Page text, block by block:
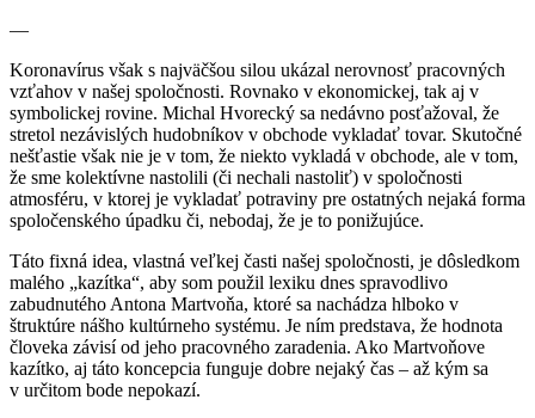
—
Koronavírus však s najväčšou silou ukázal nerovnosť pracovných
vzťahov v našej spoločnosti. Rovnako v ekonomickej, tak aj v
symbolickej rovine. Michal Hvorecký sa nedávno posťažoval, že
stretol nezávislých hudobníkov v obchode vykladať tovar. Skutočné
nešťastie však nie je v tom, že niekto vykladá v obchode, ale v tom,
že sme kolektívne nastolili (či nechali nastoliť) v spoločnosti
atmosféru, v ktorej je vykladať potraviny pre ostatných nejaká forma
spoločenského úpadku či, nebodaj, že je to ponižujúce.
Táto fixná idea, vlastná veľkej časti našej spoločnosti, je dôsledkom
malého „kazítka“, aby som použil lexiku dnes spravodlivo
zabudnutého Antona Martvoňa, ktoré sa nachádza hlboko v
štruktúre nášho kultúrneho systému. Je ním predstava, že hodnota
človeka závisí od jeho pracovného zaradenia. Ako Martvoňove
kazítko, aj táto koncepcia funguje dobre nejaký čas – až kým sa
v určitom bode nepokazí.